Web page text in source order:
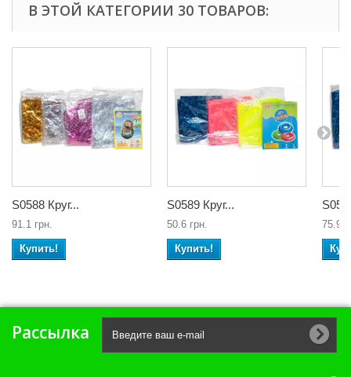
В ЭТОЙ КАТЕГОРИИ 30 ТОВАРОВ:
S0588 Круг...
91.1 грн.
Купить!
S0589 Круг...
50.6 грн.
Купить!
75.9
Рассылка